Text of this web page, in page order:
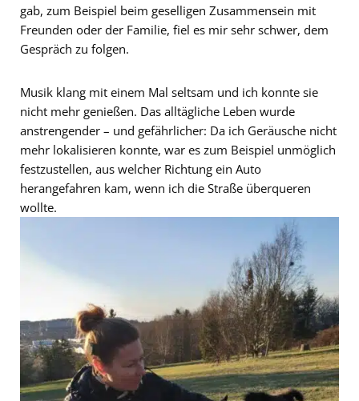
gab, zum Beispiel beim geselligen Zusammensein mit
Freunden oder der Familie, fiel es mir sehr schwer, dem
Gespräch zu folgen.
Musik klang mit einem Mal seltsam und ich konnte sie
nicht mehr genießen. Das alltägliche Leben wurde
anstrengender – und gefährlicher: Da ich Geräusche nicht
mehr lokalisieren konnte, war es zum Beispiel unmöglich
festzustellen, aus welcher Richtung ein Auto
herangefahren kam, wenn ich die Straße überqueren
wollte.